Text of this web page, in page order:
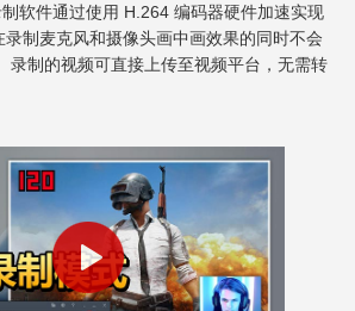
软件通过使用 H.264 编码器硬件加速实现
制麦克风和摄像头画中画效果的同时不会
录制的视频可直接上传至视频平台，无需转